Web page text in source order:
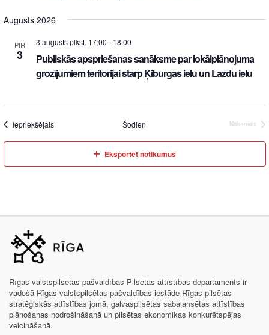
Augusts 2026
PIR
3
3.augusts plkst. 17:00 - 18:00
Publiskās apspriešanas sanāksme par lokālplānojuma
grozījumiem teritorijai starp Ķiburgas ielu un Lazdu ielu
Iepriekšējais Šodien Nākamais
Eksportēt notikumus
Rīgas valstspilsētas pašvaldības Pilsētas attīstības departaments ir
vadošā Rīgas valstspilsētas pašvaldības iestāde Rīgas pilsētas
stratēģiskās attīstības jomā, galvaspilsētas sabalansētas attīstības
plānošanas nodrošināšanā un pilsētas ekonomikas konkurētspējas
veicināšanā.